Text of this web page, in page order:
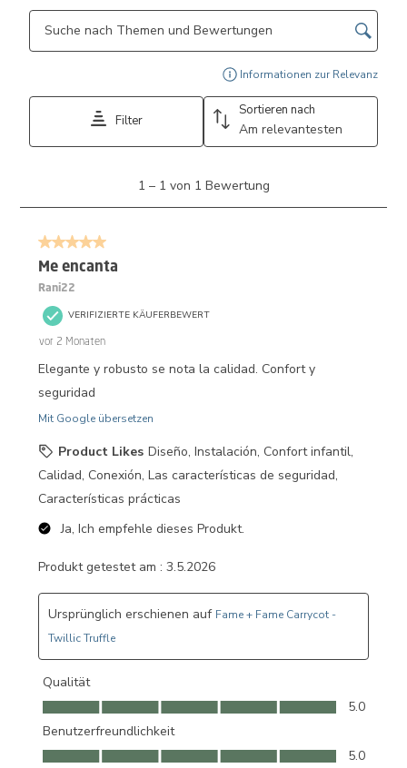
Themen und Bewertungen durchsuchen Suche nach Region
Informationen zur Relevanz
Filter
Sortieren nach
Am relevantesten
1
Bewertung.
1 – 1 von 1 Bewertung
5 von 5 Sternen.
Me encanta
Rani22
VERIFIZIERTE KÄUFERBEWERT
vor 2 Monaten
Elegante y robusto se nota la calidad. Confort y
seguridad
Mit Google übersetzen
Product Likes Diseño, Instalación, Confort infantil,
Calidad, Conexión, Las características de seguridad,
Características prácticas
Ja, Ich empfehle dieses Produkt.
Produkt getestet am : 3.5.2026
Ursprünglich erschienen auf Fame + Fame Carrycot -
Twillic Truffle
Qualität
Qualität, 5.0 von 5
5.0
Benutzerfreundlichkeit
Benutzerfreundlichkeit, 5.0 von 5
5.0